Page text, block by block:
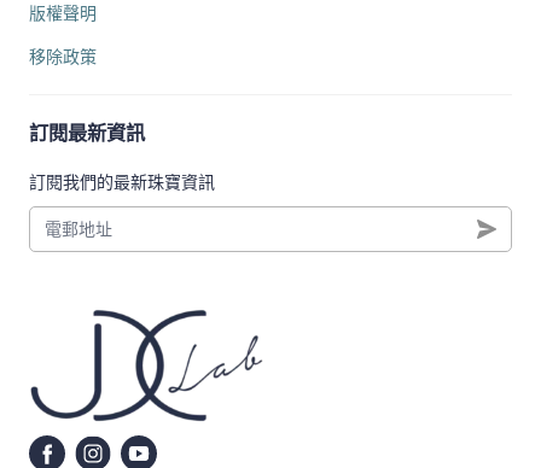
版權聲明
移除政策
訂閱最新資訊
訂閱我們的最新珠寶資訊